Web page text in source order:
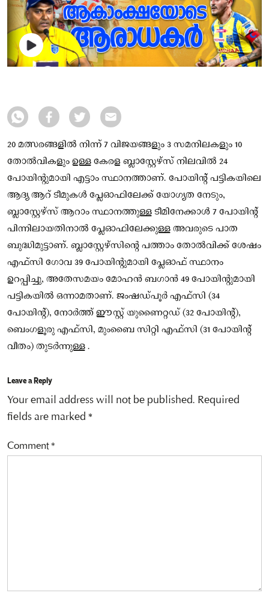
20 മത്സരങ്ങളിൽ നിന്ന് 7 വിജയങ്ങളും 3 സമനിലകളും 10
തോൽവികളും ഉള്ള കേരള ബ്ലാസ്റ്റേഴ്സ് നിലവിൽ 24
പോയിന്റുമായി എട്ടാം സ്ഥാനത്താണ്. പോയിന്റ് പട്ടികയിലെ
ആദ്യ ആറ് ടീമുകൾ പ്ലേഓഫിലേക്ക് യോഗ്യത നേടും,
ബ്ലാസ്റ്റേഴ്സ് ആറാം സ്ഥാനത്തുള്ള ടീമിനേക്കാൾ 7 പോയിന്റ്
പിന്നിലായതിനാൽ പ്ലേഓഫിലേക്കുള്ള അവരുടെ പാത
ബുദ്ധിമുട്ടാണ്. ബ്ലാസ്റ്റേഴ്സിന്റെ പത്താം തോൽവിക്ക് ശേഷം
എഫ്സി ഗോവ 39 പോയിന്റുമായി പ്ലേഓഫ് സ്ഥാനം
ഉറപ്പിച്ചു, അതേസമയം മോഹൻ ബഗാൻ 49 പോയിൻ്റുമായി
പട്ടികയിൽ ഒന്നാമതാണ്. ജംഷഡ്‌പൂർ എഫ്സി (34
പോയിന്റ്), നോർത്ത് ഈസ്റ്റ് യുണൈറ്റഡ് (32 പോയിൻ്റ്),
ബെംഗളൂരു എഫ്സി, മുംബൈ സിറ്റി എഫ്‌സി (31 പോയിന്റ്
വീതം) തുടർന്നുള്ള .
Leave a Reply
Your email address will not be published. Required
fields are marked *
Comment*